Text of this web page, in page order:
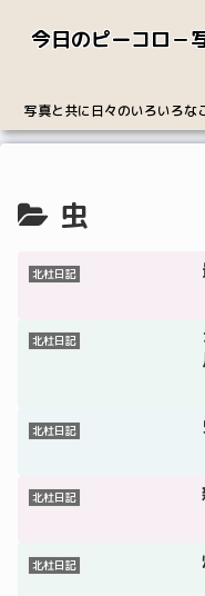
今日のピーコロ－
写真と共に日々のいろいろな
虫
北杜日記
北杜日記
北杜日記
北杜日記
北杜日記